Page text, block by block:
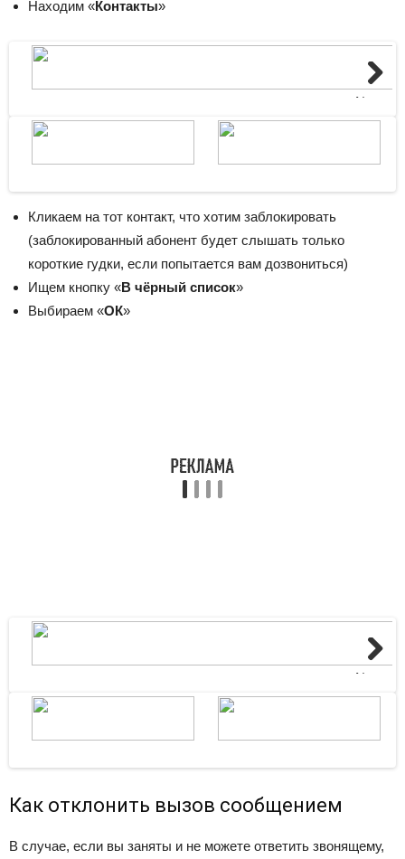
Находим «Контакты»
Next
Кликаем на тот контакт, что хотим заблокировать
(заблокированный абонент будет слышать только
короткие гудки, если попытается вам дозвониться)
Ищем кнопку «В чёрный список»
Выбираем «ОК»
Next
Как отклонить вызов сообщением
В случае, если вы заняты и не можете ответить звонящему,